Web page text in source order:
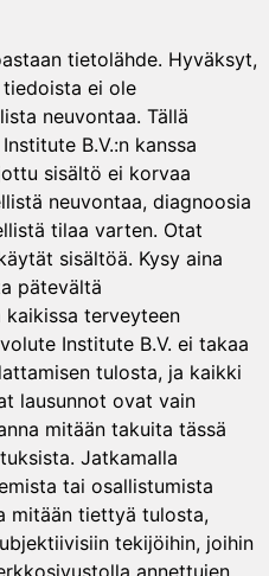
tietolähde. Hyväksyt,
ei ole
neuvontaa. Tällä
B.V.:n kanssa
sisältö ei korvaa
neuvontaa, diagnoosia
tilaa varten. Otat
sisältöä. Kysy aina
pätevältä
terveyteen
Institute B.V. ei takaa
tulosta, ja kaikki
lausunnot ovat vain
mitään takuita tässä
Jatkamalla
tai osallistumista
mitään tiettyä tulosta,
tekijöihin, joihin
annettujen